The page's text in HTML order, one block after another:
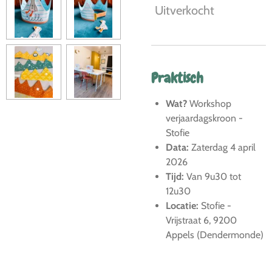
Uitverkocht
Praktisch
Wat? Workshop
verjaardagskroon -
Stofie
Data: Zaterdag 4 april
2026
Tijd: Van 9u30 tot
12u30
Locatie: Stofie -
Vrijstraat 6, 9200
Appels (Dendermonde)